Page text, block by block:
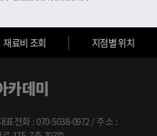
재료비 조회 지점별 위치
전화 : 070-5038-0972 / 주소 :